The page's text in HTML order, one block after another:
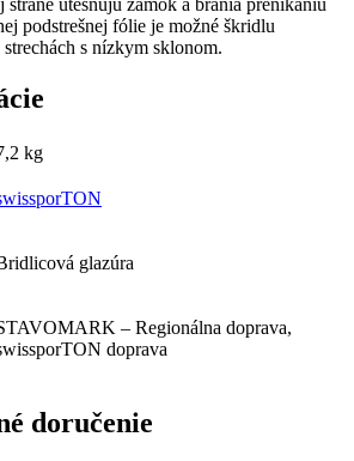
strane utesňujú zámok a bránia prenikaniu
podstrešnej fólie je možné škridlu
s nízkym sklonom.
kg
glazúra
– Regionálna doprava,
doprava
doručenie